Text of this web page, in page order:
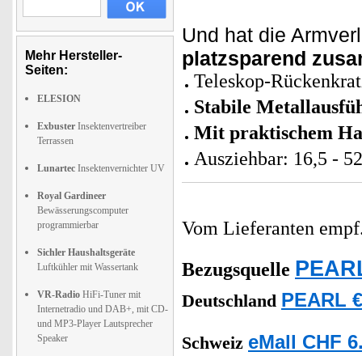
Mehr Hersteller-
Seiten:
ELESION
Exbuster Insektenvertreiber
Terrassen
Lunartec Insektenvernichter UV
Royal Gardineer
Bewässerungscomputer
programmierbar
Sichler Haushaltsgeräte
Luftkühler mit Wassertank
VR-Radio HiFi-Tuner mit
Internetradio und DAB+, mit CD-
und MP3-Player Lautsprecher
Speaker
Und hat die
platzsparend
Teleskop-
Stabile
Mit praktischem
Ausziehbar: 16,5 -
Vom Lieferanten
Bezugsquelle
Deutschland PEARL
Schweiz eMall CHF